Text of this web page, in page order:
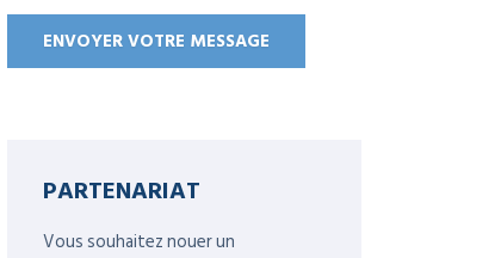
PARTENARIAT
Vous souhaitez nouer un